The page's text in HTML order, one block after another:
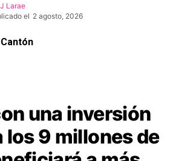
J Larae
el 2 agosto, 2026
una inversión
los 9 millones de